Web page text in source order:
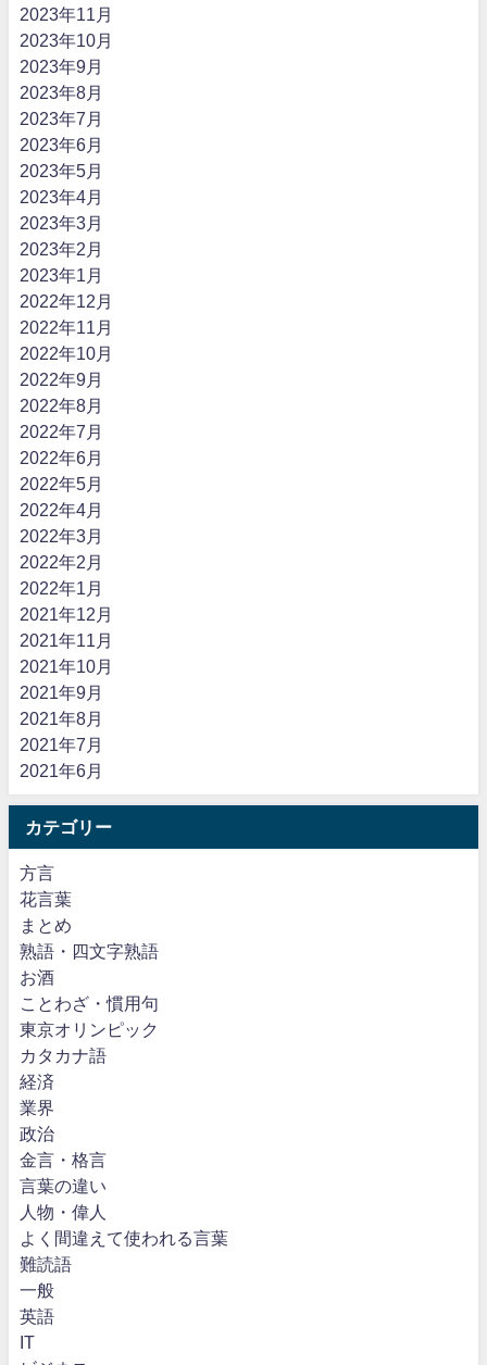
2023年11月
2023年10月
2023年9月
2023年8月
2023年7月
2023年6月
2023年5月
2023年4月
2023年3月
2023年2月
2023年1月
2022年12月
2022年11月
2022年10月
2022年9月
2022年8月
2022年7月
2022年6月
2022年5月
2022年4月
2022年3月
2022年2月
2022年1月
2021年12月
2021年11月
2021年10月
2021年9月
2021年8月
2021年7月
2021年6月
カテゴリー
方言
花言葉
まとめ
熟語・四文字熟語
お酒
ことわざ・慣用句
東京オリンピック
カタカナ語
経済
業界
政治
金言・格言
言葉の違い
人物・偉人
よく間違えて使われる言葉
難読語
一般
英語
IT